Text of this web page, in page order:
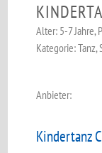
Alter: 5-7 Jahre,
Kategorie:
Anbieter:
Kindertanz